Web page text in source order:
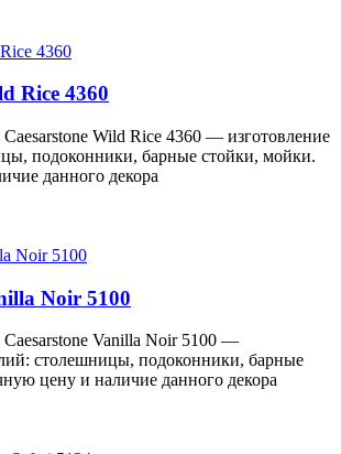
Rice 4360
Wild Rice 4360 — изготовление
подоконники, барные стойки, мойки.
данного декора
Noir 5100
Vanilla Noir 5100 —
столешницы, подоконники, барные
цену и наличие данного декора